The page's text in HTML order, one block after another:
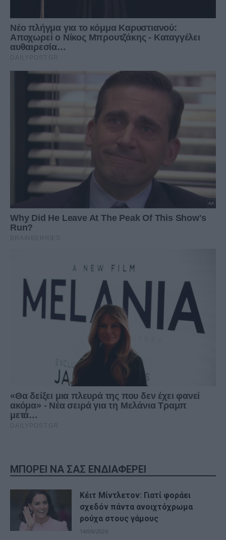
ΜΠΟΡΕΙ ΝΑ ΣΑΣ ΕΝΔΙΑΦΕΡΕΙ
Κέιτ Μίντλετον: Γιατί φοράει
σχεδόν πάντα ανοιχτόχρωμα
ρούχα στους γάμους
14/06/2026